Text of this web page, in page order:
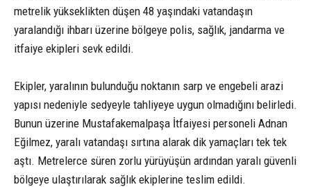
metrelik yükseklikten düşen 48 yaşındaki vatandaşın
yaralandığı ihbarı üzerine bölgeye polis, sağlık, jandarma ve
itfaiye ekipleri sevk edildi.
Ekipler, yaralının bulunduğu noktanın sarp ve engebeli arazi
yapısı nedeniyle sedyeyle tahliyeye uygun olmadığını belirledi.
Bunun üzerine Mustafakemalpaşa İtfaiyesi personeli Adnan
Eğilmez, yaralı vatandaşı sırtına alarak dik yamaçları tek tek
aştı. Metrelerce süren zorlu yürüyüşün ardından yaralı güvenli
bölgeye ulaştırılarak sağlık ekiplerine teslim edildi.